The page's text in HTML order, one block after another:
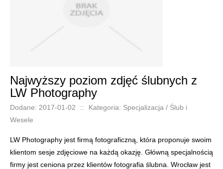
Najwyższy poziom zdjęć ślubnych z
LW Photography
Dodane: 2017-01-02 ::
Kategoria: Specjalizacja / Ślub i
Wesele
LW Photography jest firmą fotograficzną, która proponuje swoim
klientom sesje zdjęciowe na każdą okazję. Główną specjalnością
firmy jest ceniona przez klientów fotografia ślubna. Wrocław jest